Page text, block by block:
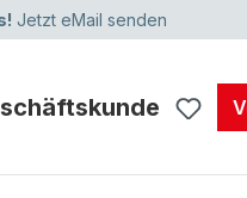
Jetzt eMail senden